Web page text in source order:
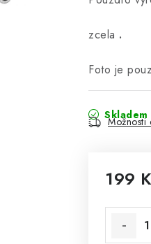
zcela .
Foto je
Skladem
Možnosti
199